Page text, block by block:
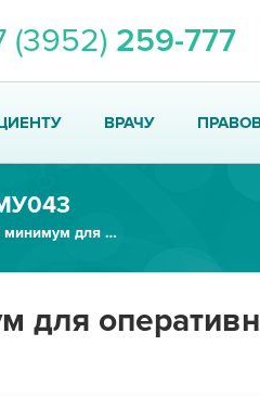
(3952) 259-777
ВРАЧУ
Клинический минимум для операт...
для